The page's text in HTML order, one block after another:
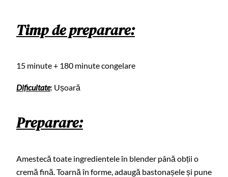
Timp de preparare:
15 minute + 180 minute congelare
Dificultate: Ușoară
Preparare:
Amestecă toate ingredientele în blender până obții o
cremă fină. Toarnă în forme, adaugă bastonașele și pune